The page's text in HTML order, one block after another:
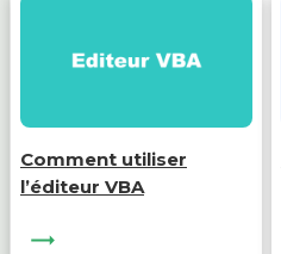
Comment utiliser
l’éditeur VBA